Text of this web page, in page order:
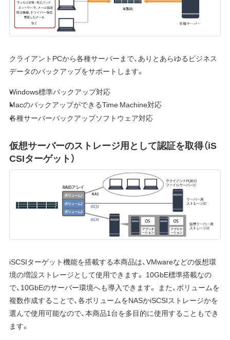
クライアントPCから各種サーバーまで、ありとあらゆるビジネス
データのバックアップをサポートします。
Windows標準バックアップ対応
MacのバックアップができるTime Machine対応
各種サーバーバックアップソフトウェア対応
仮想サーバーのストレージ用として認証を取得（iS
CSIターゲット）
iSCSIターゲット機能を搭載する本商品は、VMwareなどの仮想環
境の増設ストレージとして使用できます。 10GbE標準搭載なの
で、10GbEのサーバー環境へも導入できます。 また、ボリュームを
複数作成することで、各ボリュームをNASかiSCSIストレージかを
選んで使用可能なので、本商品1台を多目的に使用することもでき
ます。